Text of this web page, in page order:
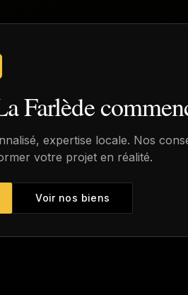
Farlède
expertise locale. Nos
votre projet en réalité.
Voir nos biens